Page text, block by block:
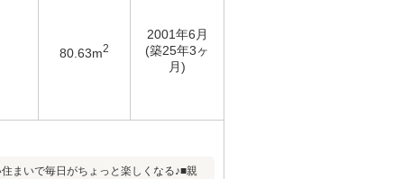
80.63m2
2001年6月
(築25年3ヶ
月)
まいで毎日がちょっと楽しくなる♪■親